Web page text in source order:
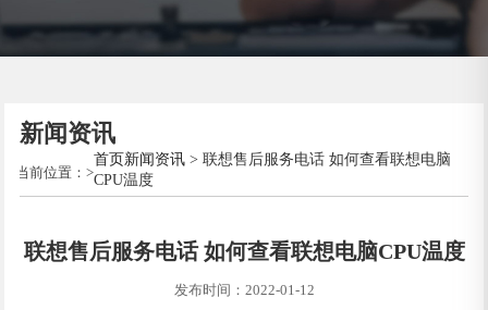
新闻资讯
当前位置：
首页
>
新闻资讯> 联想售后服务电话 如何查看联想电脑
CPU温度
联想售后服务电话 如何查看联想电脑CPU温度
发布时间：2022-01-12